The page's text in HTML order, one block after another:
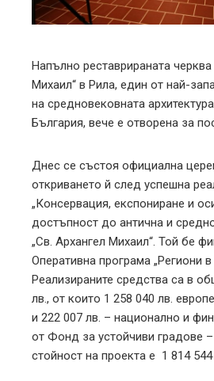
Напълно реставрираната черква
Михаил“ в Рила, един от най-
на средновековната
България, вече е отворена за
Днес се състоя официална
откриването й след успешна
„Консервация, експониране и
достъпност до антична и
„Св. Архангел Михаил“. Той бе
Оперативна програма „Региони в
Реализираните средства са в
лв., от които 1 258 040 лв.
и 222 007 лв. – национално и
от Фонд за устойчиви градове
стойност на проекта е 1 814 544